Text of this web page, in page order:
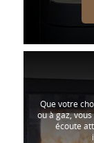
Que votre
ou à gaz,
écoute